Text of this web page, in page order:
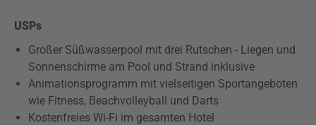
USPs
Großer Süßwasserpool mit drei Rutschen - Liegen und
Sonnenschirme am Pool und Strand inklusive
Animationsprogramm mit vielseitigen Sportangeboten
wie Fitness, Beachvolleyball und Darts
Kostenfreies Wi-Fi im gesamten Hotel